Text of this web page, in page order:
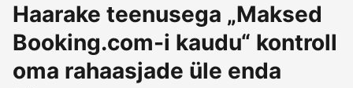
Haarake teenusega „Maksed
Booking.com-i kaudu“ kontroll
oma rahaasjade üle enda